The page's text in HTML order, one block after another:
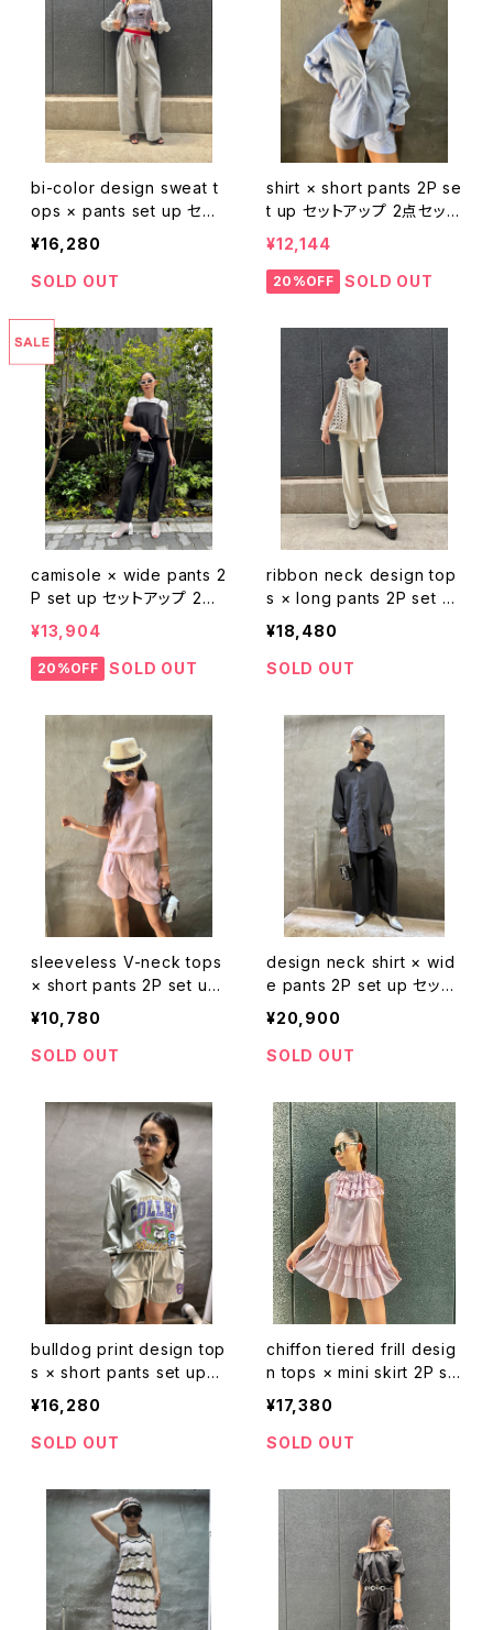
bi-color design sweat t
ops × pants set up セッ
トアップ 2点セット ジップア
ップ フーディー パンツ
¥16,280
SOLD OUT
shirt × short pants 2P se
t up セットアップ 2点セット
ストライプ シャツ ショート
パンツ 着回し
¥12,144
20%OFF SOLD OUT
camisole × wide pants 2
P set up セットアップ 2点
セット トップス キャミソール
パンツ ワイドパンツ 重ね着
着まわし ブラック 黒
¥13,904
20%OFF SOLD OUT
ribbon neck design top
s × long pants 2P set u
p tops セットアップ 2点セ
ット トップス リボン ストー
ル風 パンツ きれいめ 着回
¥18,480
SOLD OUT
sleeveless V-neck tops
× short pants 2P set up
セットアップ トップス ノース
リーブ Vネック パンツ ショ
ートパンツ 2点セット 着ま
¥10,780
SOLD OUT
design neck shirt × wid
e pants 2P set up セット
アップ 2点セット シャツ ワ
イドパンツ ブラック 黒
¥20,900
SOLD OUT
bulldog print design top
s × short pants set up
セットアップ 2点セット トッ
プス ショートパンツ Vネッ
ク プリント 着回し ライン入
¥16,280
SOLD OUT
chiffon tiered frill desig
n tops × mini skirt 2P se
t up セットアップ 2点セット
トップス スカート インナー
ショーツ付き シフォン フリ
¥17,380
SOLD OUT